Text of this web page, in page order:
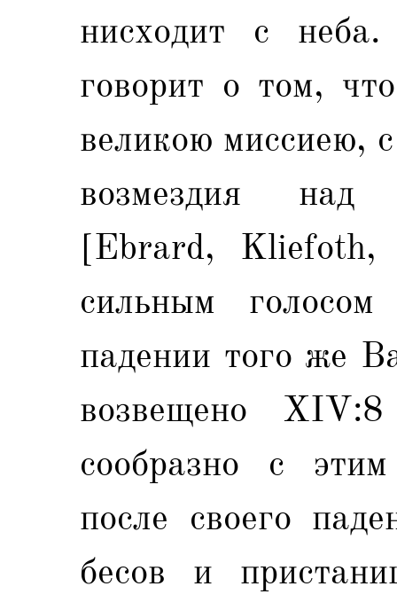
нисходит с
говорит о том,
великою миссиею,
возмездия над
[Ebrard,
сильным
падении того же
возвещено
сообразно с
после своего
бесов и